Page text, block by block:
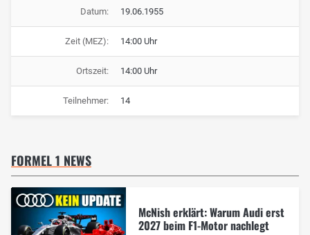
Datum: 19.06.1955
Zeit (MEZ): 14:00 Uhr
Ortszeit: 14:00 Uhr
Teilnehmer: 14
FORMEL 1 NEWS
McNish erklärt: Warum Audi erst
2027 beim F1-Motor nachlegt